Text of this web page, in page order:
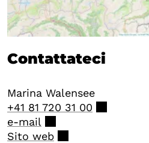
Contattateci
Marina Walensee
+41 81 720 31 00
e-mail
Sito web